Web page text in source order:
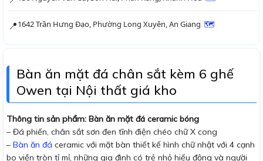
📍1642 Trần Hưng Đạo, Phường Long Xuyên, An Giang 🗺
Bàn ăn mặt đá chân sắt kèm 6 ghế
Owen tại Nội thất giá kho
Thông tin sản phẩm: Bàn ăn mặt đá ceramic bóng
– Đá phiến, chân sắt sơn đen tĩnh điện chéo chữ X cong
– Bàn ăn đá ceramic với mặt bàn thiết kế hình chữ nhật với 4 cạnh
bo viền tròn tỉ mỉ, những gia đình có trẻ nhỏ hiếu động và người